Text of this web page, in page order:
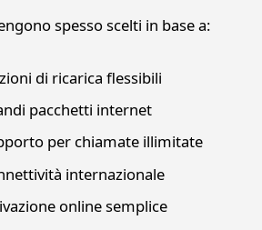
spesso scelti in base a:
di ricarica flessibili
pacchetti internet
per chiamate illimitate
internazionale
online semplice